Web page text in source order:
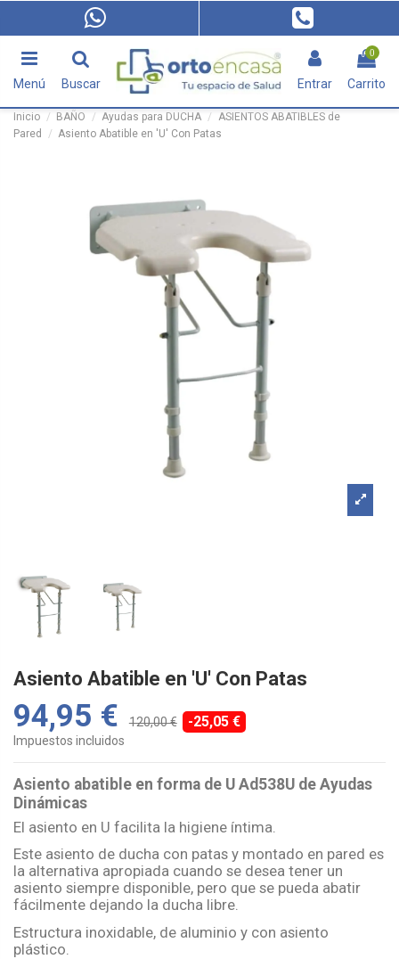
Menú Buscar Entrar
0
Carrito
Inicio BAÑO Ayudas para DUCHA
ASIENTOS ABATIBLES de
Pared
Asiento Abatible en 'U' Con Patas
Asiento Abatible en 'U' Con Patas
94,95 € 120,00 € -25,05 €
Impuestos incluidos
Asiento abatible en forma de U Ad538U de Ayudas
Dinámicas
El asiento en U facilita la higiene íntima.
Este asiento de ducha con patas y montado en pared es
la alternativa apropiada cuando se desea tener un
asiento siempre disponible, pero que se pueda abatir
fácilmente dejando la ducha libre.
Estructura inoxidable, de aluminio y con asiento
plástico.